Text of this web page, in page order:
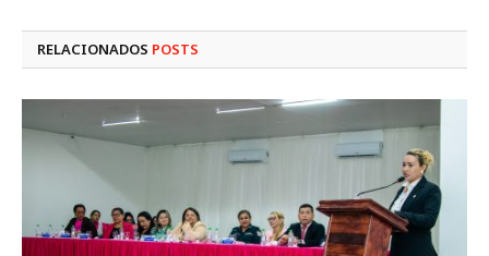
RELACIONADOS POSTS